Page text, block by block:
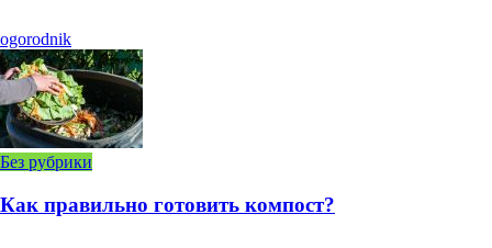
ogorodnik
Без рубрики
Как правильно готовить компост?